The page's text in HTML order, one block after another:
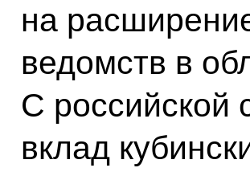
на
ведомств в
С российской
вклад